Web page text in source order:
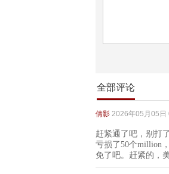
全部评论
倩影 2026年05月05日
赶紧通了吧，别打
亏损了50个million
免了吧。赶紧的，